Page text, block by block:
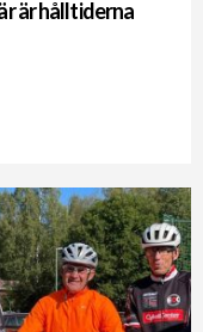
är hålltiderna